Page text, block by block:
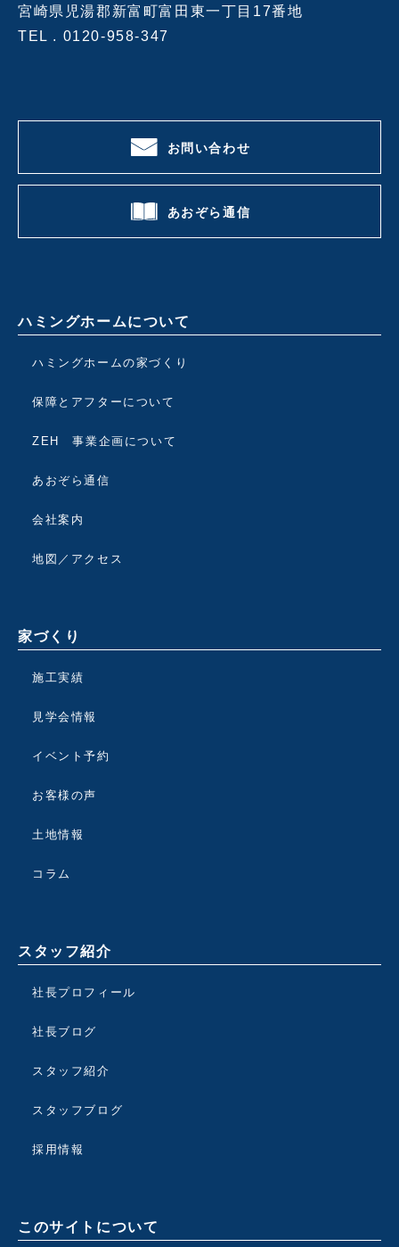
宮崎県児湯郡新富町富田東一丁目17番地
TEL . 0120-958-347
お問い合わせ
あおぞら通信
ハミングホームについて
ハミングホームの家づくり
保障とアフターについて
ZEH 事業企画について
あおぞら通信
会社案内
地図／アクセス
家づくり
施工実績
見学会情報
イベント予約
お客様の声
土地情報
コラム
スタッフ紹介
社長プロフィール
社長ブログ
スタッフ紹介
スタッフブログ
採用情報
このサイトについて